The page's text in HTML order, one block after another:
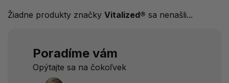
Žiadne produkty značky Vitalized® sa nenašli...
Poradíme vám
Opýtajte sa na čokoľvek